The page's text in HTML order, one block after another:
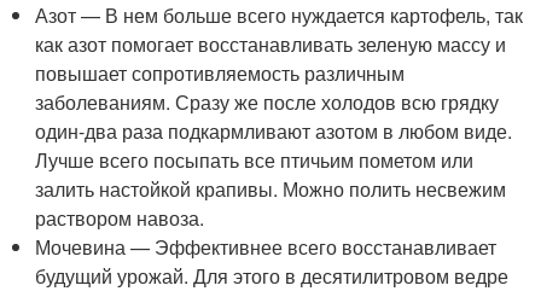
Азот — В нем больше всего нуждается картофель, так
как азот помогает восстанавливать зеленую массу и
повышает сопротивляемость различным
заболеваниям. Сразу же после холодов всю грядку
один-два раза подкармливают азотом в любом виде.
Лучше всего посыпать все птичьим пометом или
залить настойкой крапивы. Можно полить несвежим
раствором навоза.
Мочевина — Эффективнее всего восстанавливает
будущий урожай. Для этого в десятилитровом ведре